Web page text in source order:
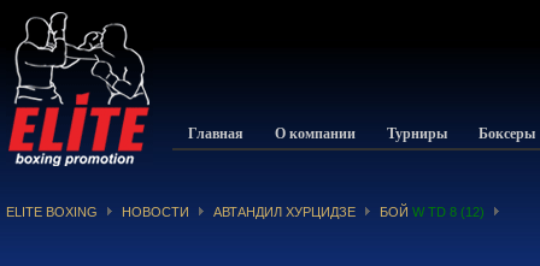
Главная О компании Турниры Боксеры
ELITE BOXING НОВОСТИ АВТАНДИЛ ХУРЦИДЗЕ БОЙ W TD 8 (12)